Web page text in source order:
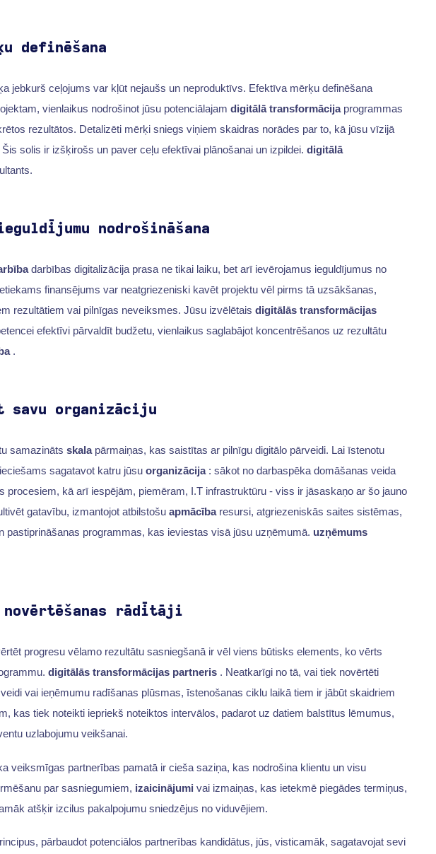
definēšana
jebkurš ceļojums var kļūt nejaušs un neproduktīvs. Efektīva mērķu definēšana
vienlaikus nodrošinot jūsu potenciālajam digitālā transformācijaprogrammas
rezultātos. Detalizēti mērķi sniegs viņiem skaidras norādes par to, kā jūsu vīzijā
solis ir izšķirošs un paver ceļu efektīvai plānošanai un izpildei. digitālā
nodrošināšana
darbības digitalizācija prasa ne tikai laiku, bet arī ievērojamus ieguldījumus no
finansējums var neatgriezeniski kavēt projektu vēl pirms tā uzsākšanas,
rezultātiem vai pilnīgas neveiksmes. Jūsu izvēlētais digitālās transformācijas
efektīvi pārvaldīt budžetu, vienlaikus saglabājot koncentrēšanos uz rezultātu
.
savu organizāciju
samazināts skalapārmaiņas, kas saistītas ar pilnīgu digitālo pārveidi. Lai īstenotu
sagatavot katru jūsu organizācija: sākot no darbaspēka domāšanas veida
procesiem, kā arī iespējām, piemēram, I.T infrastruktūru - viss ir jāsaskaņo ar šo jauno
gatavību, izmantojot atbilstošu apmācība resursi, atgriezeniskās saites sistēmas,
pastiprināšanas programmas, kas ieviestas visā jūsu uzņēmumā. uzņēmums
novērtēšanas rādītāji
progresu vēlamo rezultātu sasniegšanā ir vēl viens būtisks elements, ko vērts
digitālās transformācijas partneris. Neatkarīgi no tā, vai tiek novērtēti
vai ieņēmumu radīšanas plūsmas, īstenošanas ciklu laikā tiem ir jābūt skaidriem
kas tiek noteikti iepriekš noteiktos intervālos, padarot uz datiem balstītus lēmumus,
uzlabojumu veikšanai.
veiksmīgas partnerības pamatā ir cieša saziņa, kas nodrošina klientu un visu
par sasniegumiem, izaicinājumi vai izmaiņas, kas ietekmē piegādes termiņus,
atšķir izcilus pakalpojumu sniedzējus no viduvējiem.
pārbaudot potenciālos partnerības kandidātus, jūs, visticamāk, sagatavojat sevi